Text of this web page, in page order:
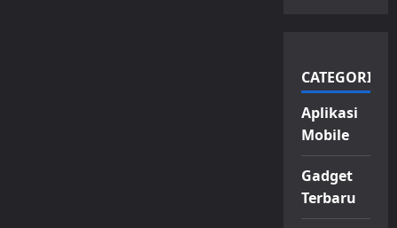
CATEGORIES
Aplikasi
Mobile
Gadget
Terbaru